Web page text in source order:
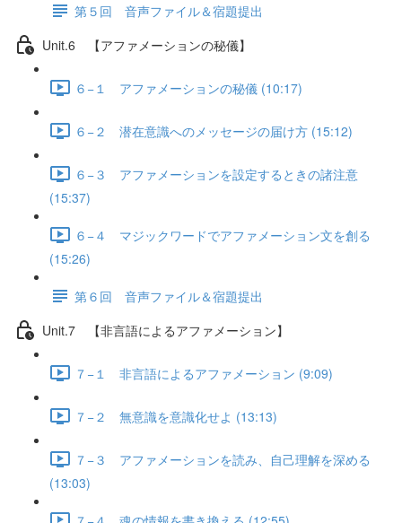
第５回 音声ファイル＆宿題提出
Unit.6 【アファメーションの秘儀】
６−１ アファメーションの秘儀 (10:17)
６−２ 潜在意識へのメッセージの届け方 (15:12)
６−３ アファメーションを設定するときの諸注意
(15:37)
６−４ マジックワードでアファメーション文を創る
(15:26)
第６回 音声ファイル＆宿題提出
Unit.7 【非言語によるアファメーション】
７−１ 非言語によるアファメーション (9:09)
７−２ 無意識を意識化せよ (13:13)
７−３ アファメーションを読み、自己理解を深める
(13:03)